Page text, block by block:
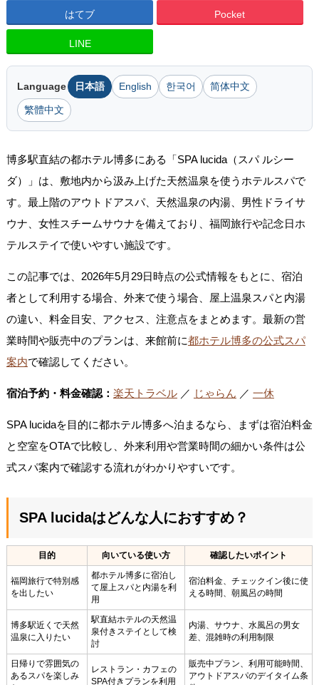
はてブ Pocket
LINE
Language 日本語 English 한국어 简体中文
繁體中文
博多駅直結の都ホテル博多にある「SPA lucida（スパ ルシー
ダ）」は、敷地内から汲み上げた天然温泉を使うホテルスパで
す。最上階のアウトドアスパ、天然温泉の内湯、男性ドライサ
ウナ、女性スチームサウナを備えており、福岡旅行や記念日ホ
テルステイで使いやすい施設です。
この記事では、2026年5月29日時点の公式情報をもとに、宿泊
者として利用する場合、外来で使う場合、屋上温泉スパと内湯
の違い、料金目安、アクセス、注意点をまとめます。最新の営
業時間や販売中のプランは、来館前に都ホテル博多の公式スパ
案内で確認してください。
宿泊予約・料金確認： 楽天トラベル／ じゃらん ／ 一休
SPA lucidaを目的に都ホテル博多へ泊まるなら、まずは宿泊料金
と空室をOTAで比較し、外来利用や営業時間の細かい条件は公
式スパ案内で確認する流れがわかりやすいです。
SPA lucidaはどんな人におすすめ？
目的 向いている使い方 確認したいポイント
福岡旅行で特別感
を出したい
都ホテル博多に宿泊し
て屋上スパと内湯を利
用
宿泊料金、チェックイン後に使
える時間、朝風呂の時間
博多駅近くで天然
温泉に入りたい
駅直結ホテルの天然温
泉付きステイとして検
討
内湯、サウナ、水風呂の男女
差、混雑時の利用制限
日帰りで雰囲気の
あるスパを楽しみ
レストラン・カフェの
SPA付きプランを利用
販売中プラン、利用可能時間、
アウトドアスパのデイタイム条